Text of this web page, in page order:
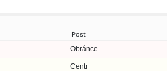
Post
Obránce
Centr